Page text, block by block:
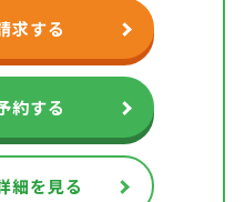
求する
約する
細を見る